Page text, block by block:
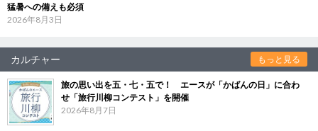
猛暑への備えも必須
2026年8月3日
カルチャー もっと見る
旅の思い出を五・七・五で！ エースが「かばんの日」に合わ
せ「旅行川柳コンテスト」を開催
2026年8月7日